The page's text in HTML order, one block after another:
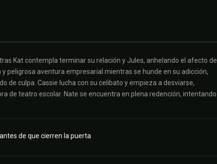
Kat contempla terminar su relación y Jules, anhelando el afecto de
peligrosa aventura empresarial mientras se hunde en su adicción,
de culpa. Cassie lucha con su celibato y empieza a desviarse,
de teatro escolar. Nate se encuentra en plena redención, intentando
de que cierren la puerta